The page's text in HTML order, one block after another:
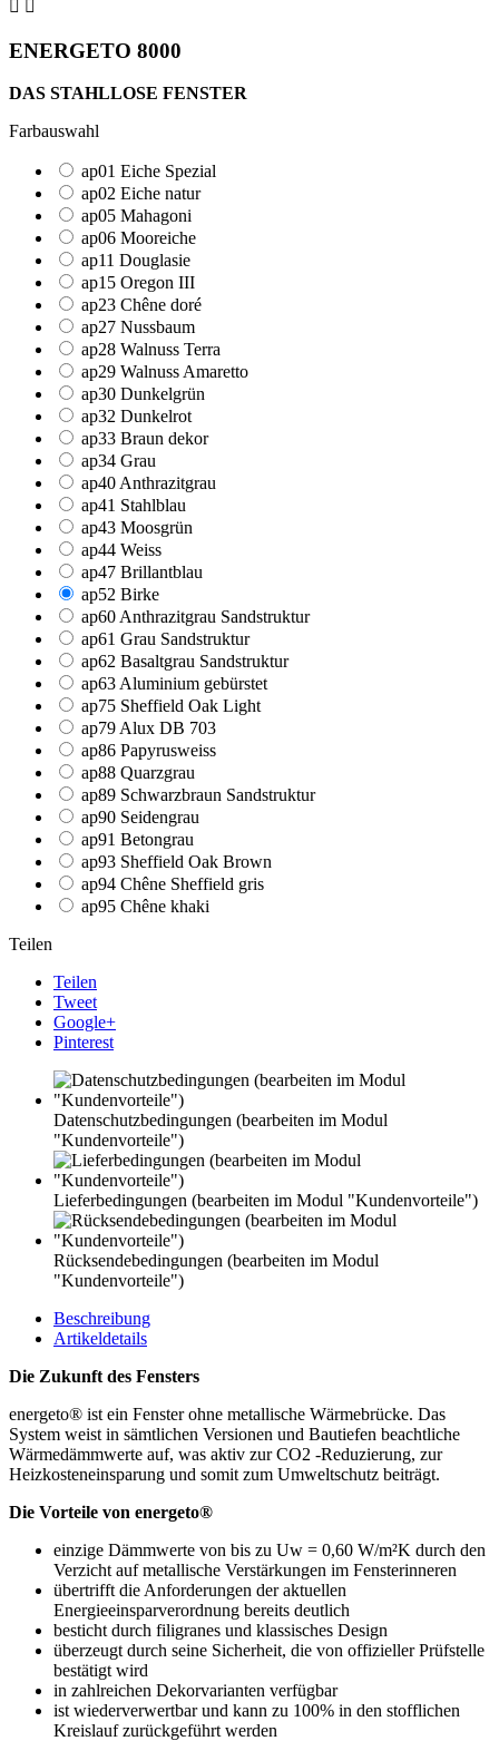
 
ENERGETO 8000
DAS STAHLLOSE FENSTER
Farbauswahl
ap01 Eiche Spezial
ap02 Eiche natur
ap05 Mahagoni
ap06 Mooreiche
ap11 Douglasie
ap15 Oregon III
ap23 Chêne doré
ap27 Nussbaum
ap28 Walnuss Terra
ap29 Walnuss Amaretto
ap30 Dunkelgrün
ap32 Dunkelrot
ap33 Braun dekor
ap34 Grau
ap40 Anthrazitgrau
ap41 Stahlblau
ap43 Moosgrün
ap44 Weiss
ap47 Brillantblau
ap52 Birke
ap60 Anthrazitgrau Sandstruktur
ap61 Grau Sandstruktur
ap62 Basaltgrau Sandstruktur
ap63 Aluminium gebürstet
ap75 Sheffield Oak Light
ap79 Alux DB 703
ap86 Papyrusweiss
ap88 Quarzgrau
ap89 Schwarzbraun Sandstruktur
ap90 Seidengrau
ap91 Betongrau
ap93 Sheffield Oak Brown
ap94 Chêne Sheffield gris
ap95 Chêne khaki
Teilen
Teilen
Tweet
Google+
Pinterest
Datenschutzbedingungen (bearbeiten im Modul
"Kundenvorteile")
Lieferbedingungen (bearbeiten im Modul "Kundenvorteile")
Rücksendebedingungen (bearbeiten im Modul
"Kundenvorteile")
Beschreibung
Artikeldetails
Die Zukunft des Fensters
energeto® ist ein Fenster ohne metallische Wärmebrücke. Das
System weist in sämtlichen Versionen und Bautiefen beachtliche
Wärmedämmwerte auf, was aktiv zur CO2 -Reduzierung, zur
Heizkosteneinsparung und somit zum Umweltschutz beiträgt.
Die Vorteile von energeto®
einzige Dämmwerte von bis zu Uw = 0,60 W/m²K durch den
Verzicht auf metallische Verstärkungen im Fensterinneren
übertrifft die Anforderungen der aktuellen
Energieeinsparverordnung bereits deutlich
besticht durch filigranes und klassisches Design
überzeugt durch seine Sicherheit, die von offizieller Prüfstelle
bestätigt wird
in zahlreichen Dekorvarianten verfügbar
ist wiederverwertbar und kann zu 100% in den stofflichen
Kreislauf zurückgeführt werden